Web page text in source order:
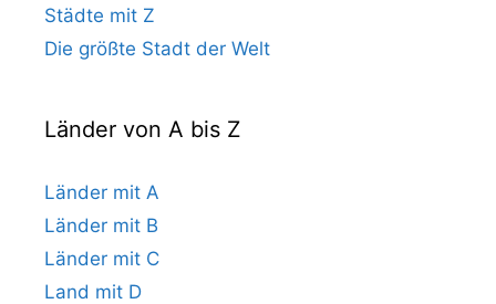
Städte mit Z
Die größte Stadt der Welt
Länder von A bis Z
Länder mit A
Länder mit B
Länder mit C
Land mit D